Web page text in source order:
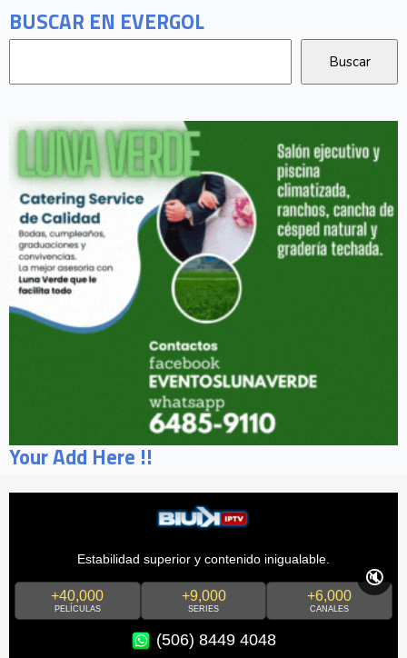
BUSCAR EN EVERGOL
Your Add Here !!
Estabilidad superior y contenido inigualable.
+40,000
PELÍCULAS
+9,000
SERIES
+6,000
CANALES
(506) 8449 4048
🔇